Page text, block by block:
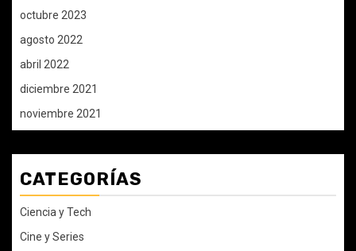
octubre 2023
agosto 2022
abril 2022
diciembre 2021
noviembre 2021
CATEGORÍAS
Ciencia y Tech
Cine y Series